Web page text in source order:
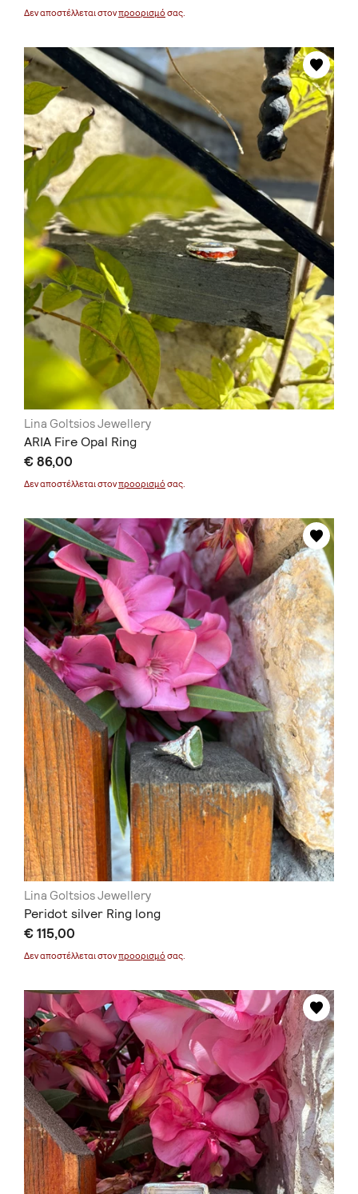
Δεν αποστέλλεται στονπροορισμό σας.
Lina Goltsios Jewellery
ARIA Fire Opal Ring
€ 86,00
Δεν αποστέλλεται στονπροορισμό σας.
Lina Goltsios Jewellery
Peridot silver Ring long
€ 115,00
Δεν αποστέλλεται στονπροορισμό σας.